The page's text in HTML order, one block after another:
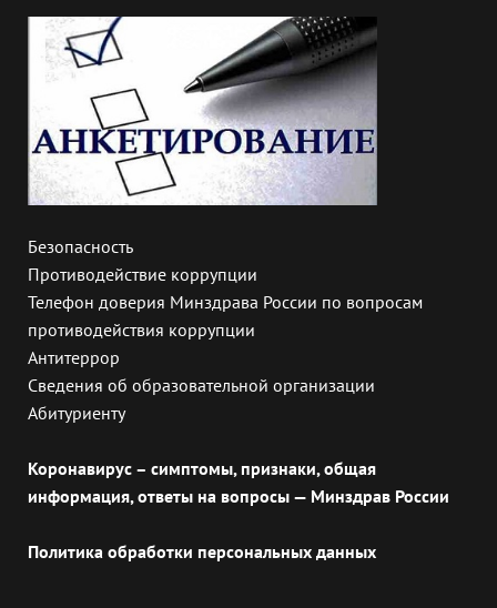
Безопасность
Противодействие коррупции
Телефон доверия Минздрава России по вопросам
противодействия коррупции
Антитеррор
Сведения об образовательной организации
Абитуриенту
Коронавирус – симптомы, признаки, общая
информация, ответы на вопросы — Минздрав России
Политика обработки персональных данных